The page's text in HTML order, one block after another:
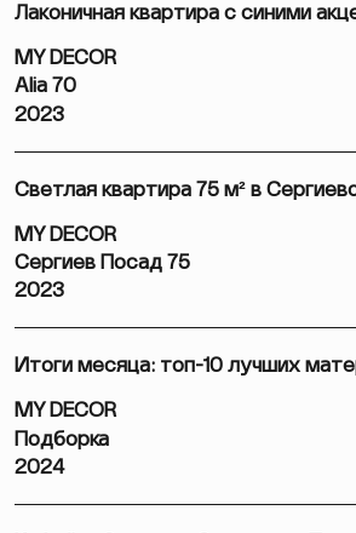
Лаконичная квартира с синими
MY DECOR
Alia 70
2023
Светлая квартира 75 м² в
MY DECOR
Сергиев Посад 75
2023
Итоги месяца: топ-10 лучших
MY DECOR
Подборка
2024